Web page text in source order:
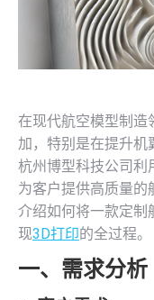
在现代航空模型制造
加，特别是在提升机
杭州博型科技公司利
为客户提供高质量的
介绍如何将一款定制
现3D打印的全过程。
一、需求分析